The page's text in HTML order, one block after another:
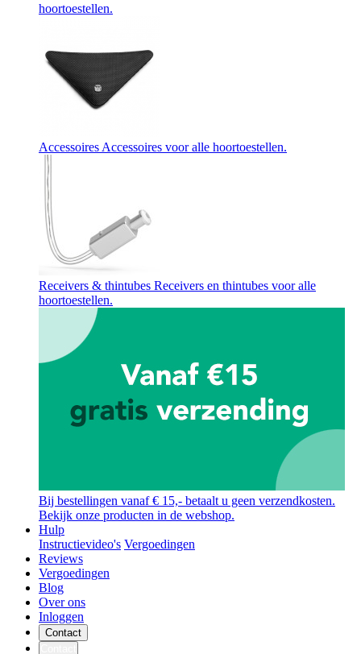
hoortoestellen.
Accessoires Accessoires voor alle hoortoestellen.
Receivers & thintubes Receivers en thintubes voor alle
hoortoestellen.
Bij bestellingen vanaf € 15,- betaalt u geen verzendkosten.
Bekijk onze producten in de webshop.
Hulp
Instructievideo's Vergoedingen
Reviews
Vergoedingen
Blog
Over ons
Inloggen
Contact